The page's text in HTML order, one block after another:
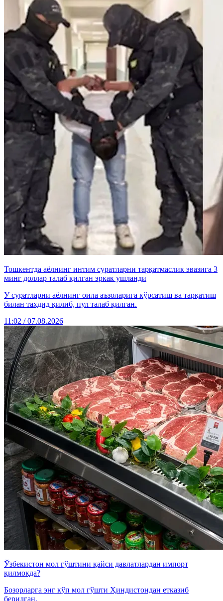
Тошкентда аёлнинг интим суратларни тарқатмаслик эвазига 3
минг доллар талаб қилган эркак ушланди
У суратларни аёлнинг оила аъзоларига кўрсатиш ва тарқатиш
билан таҳдид қилиб, пул талаб қилган.
11:02 / 07.08.2026
Ўзбекистон мол гўштини қайси давлатлардан импорт
қилмоқда?
Бозорларга энг кўп мол гўшти Ҳиндистондан етказиб
берилган.